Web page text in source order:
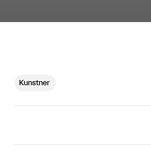
Kunstner